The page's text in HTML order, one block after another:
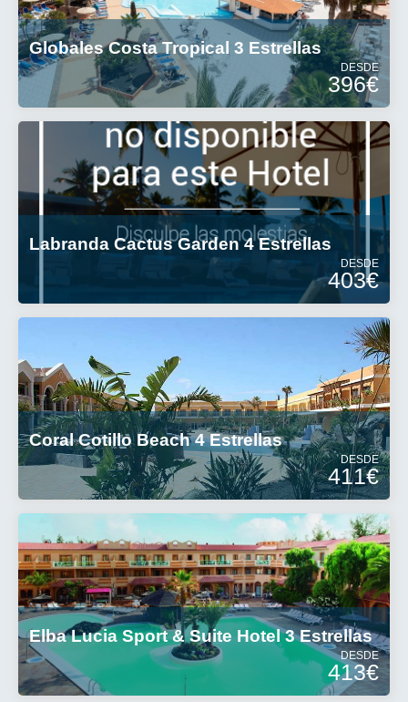
Globales Costa Tropical 3 Estrellas
DESDE
396€
Labranda Cactus Garden 4 Estrellas
DESDE
403€
Coral Cotillo Beach 4 Estrellas
DESDE
411€
Elba Lucia Sport & Suite Hotel 3 Estrellas
DESDE
413€